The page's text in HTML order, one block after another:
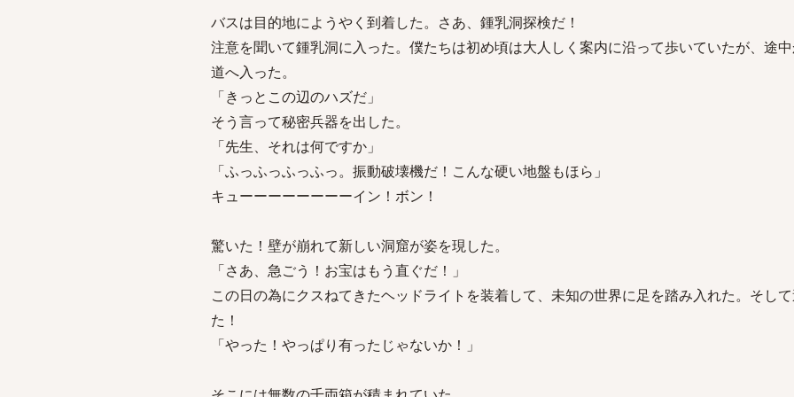
バスは目的地にようやく到着した。さあ、鍾乳洞探検だ！
注意を聞いて鍾乳洞に入った。僕たちは初め頃は大人しく案内に沿って歩いていたが、途
道へ入った。
「きっとこの辺のハズだ」
そう言って秘密兵器を出した。
「先生、それは何ですか」
「ふっふっふっふっ。振動破壊機だ！こんな硬い地盤もほら」
キューーーーーーーーイン！ボン！
驚いた！壁が崩れて新しい洞窟が姿を現した。
「さあ、急ごう！お宝はもう直ぐだ！」
この日の為にクスねてきたヘッドライトを装着して、未知の世界に足を踏み入れた。そし
た！
「やった！やっぱり有ったじゃないか！」